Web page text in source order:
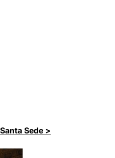
Sede >